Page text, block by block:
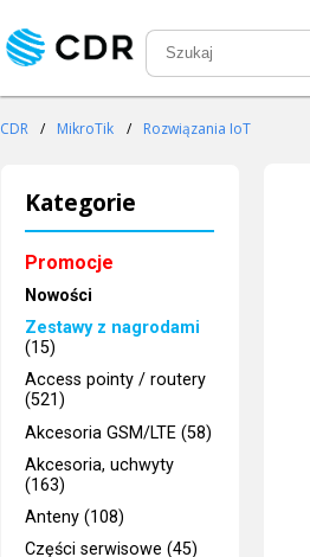
CDR / MikroTik / Rozwiązania IoT
Kategorie
Promocje
Nowości
Zestawy z nagrodami
(15)
Access pointy / routery
(521)
Akcesoria GSM/LTE (58)
Akcesoria, uchwyty
(163)
Anteny (108)
Części serwisowe (45)